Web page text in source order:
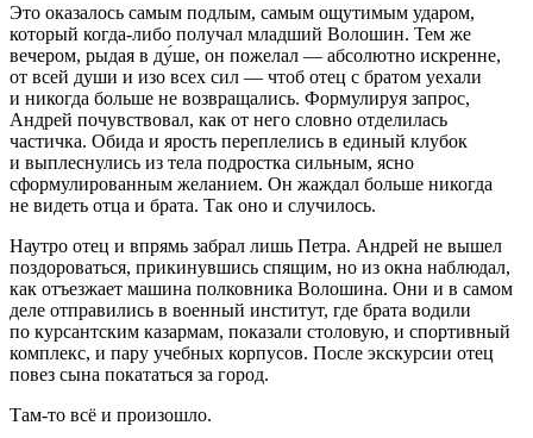
Это оказалось самым подлым, самым ощутимым ударом,
который когда-либо получал младший Волошин. Тем же
вечером, рыдая в ду́ше, он пожелал — абсолютно искренне,
от всей души и изо всех сил — чтоб отец с братом уехали
и никогда больше не возвращались. Формулируя запрос,
Андрей почувствовал, как от него словно отделилась
частичка. Обида и ярость переплелись в единый клубок
и выплеснулись из тела подростка сильным, ясно
сформулированным желанием. Он жаждал больше никогда
не видеть отца и брата. Так оно и случилось.
Наутро отец и впрямь забрал лишь Петра. Андрей не вышел
поздороваться, прикинувшись спящим, но из окна наблюдал,
как отъезжает машина полковника Волошина. Они и в самом
деле отправились в военный институт, где брата водили
по курсантским казармам, показали столовую, и спортивный
комплекс, и пару учебных корпусов. После экскурсии отец
повез сына покататься за город.
Там-то всё и произошло.